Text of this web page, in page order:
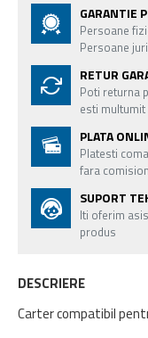
GARANTIE
Persoane
Persoane
RETUR
Poti returna
esti multumit
PLATA
Platesti
fara
SUPORT
Iti oferim
produs
DESCRIERE
Carter compatibil